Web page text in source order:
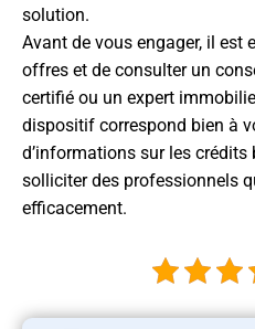
solution.
Avant de vous engager, il est
offres et de consulter un
certifié ou un expert
dispositif correspond bien à
d’informations sur les crédits
solliciter des professionnels
efficacement.